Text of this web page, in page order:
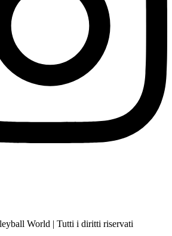
World | Tutti i diritti riservati